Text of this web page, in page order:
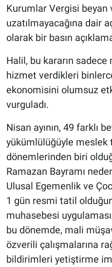
Kurumlar Vergisi beyan
uzatılmayacağına dair
olarak bir basın
Halil, bu kararın
hizmet verdikleri
ekonomisini olumsuz
vurguladı.
Nisan ayının, 49 farklı
yükümlülüğüyle meslek
dönemlerinden biri
Ramazan Bayramı
Ulusal Egemenlik ve
1 gün resmi tatil
muhasebesi
bu dönemde, mali
özverili çalışmalarına
bildirimleri yetiştirme